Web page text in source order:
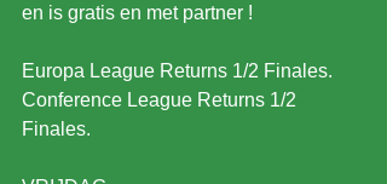
en is gratis en met partner !
Europa League Returns 1/2 Finales.
Conference League Returns 1/2
Finales.